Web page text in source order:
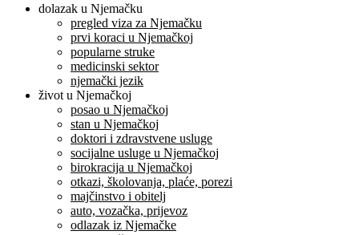
dolazak u Njemačku
pregled viza za Njemačku
prvi koraci u Njemačkoj
popularne struke
medicinski sektor
njemački jezik
život u Njemačkoj
posao u Njemačkoj
stan u Njemačkoj
doktori i zdravstvene usluge
socijalne usluge u Njemačkoj
birokracija u Njemačkoj
otkazi, školovanja, plaće, porezi
majčinstvo i obitelj
auto, vozačka, prijevoz
odlazak iz Njemačke